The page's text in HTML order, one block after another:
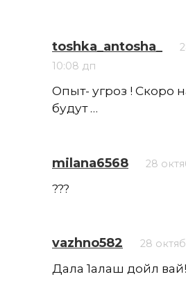
toshka_antosha_
10:08 дп
Опыт- угроз ! Скоро
будут …
milana6568 28
???
vazhno582 28
Дала 1алаш дойл вай!